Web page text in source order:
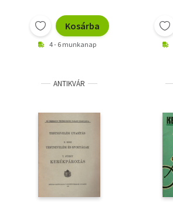
Kosárba
4 - 6 munkanap
ANTIKVÁR